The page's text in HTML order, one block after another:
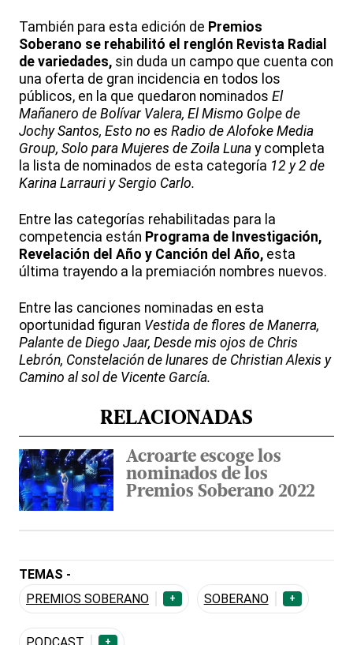
También para esta edición de Premios
Soberano se rehabilitó el renglón Revista Radial
de variedades, sin duda un campo que cuenta con
una oferta de gran incidencia en todos los
públicos, en la que quedaron nominados El
Mañanero de Bolívar Valera, El Mismo Golpe de
Jochy Santos, Esto no es Radio de Alofoke Media
Group, Solo para Mujeres de Zoila Luna y completa
la lista de nominados de esta categoría 12 y 2 de
Karina Larrauri y Sergio Carlo.
Entre las categorías rehabilitadas para la
competencia están Programa de Investigación,
Revelación del Año y Canción del Año, esta
última trayendo a la premiación nombres nuevos.
Entre las canciones nominadas en esta
oportunidad figuran Vestida de flores de Manerra,
Palante de Diego Jaar, Desde mis ojos de Chris
Lebrón, Constelación de lunares de Christian Alexis y
Camino al sol de Vicente García.
RELACIONADAS
Acroarte escoge los
nominados de los
Premios Soberano 2022
TEMAS -
PREMIOS SOBERANO
+ SOBERANO +
+